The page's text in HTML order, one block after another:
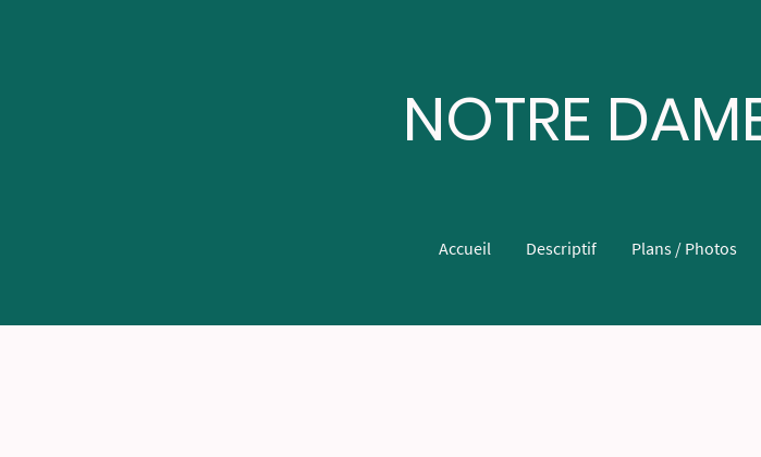
NOTRE
Accueil Descriptif Plans / Photos